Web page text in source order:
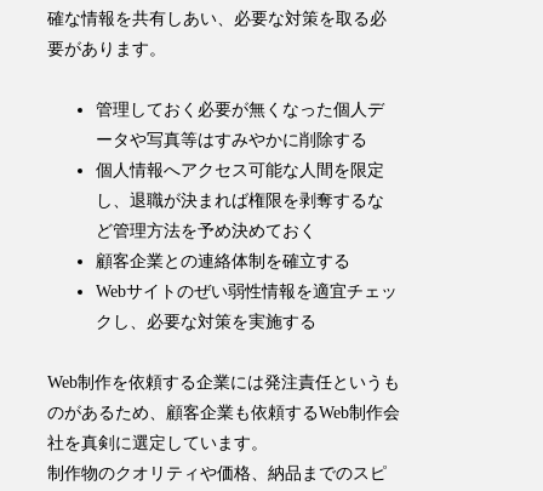
確な情報を共有しあい、必要な対策を取る必
要があります。
管理しておく必要が無くなった個人デ
ータや写真等はすみやかに削除する
個人情報へアクセス可能な人間を限定
し、退職が決まれば権限を剥奪するな
ど管理方法を予め決めておく
顧客企業との連絡体制を確立する
Webサイトのぜい弱性情報を適宜チェッ
クし、必要な対策を実施する
Web制作を依頼する企業には発注責任というも
のがあるため、顧客企業も依頼するWeb制作会
社を真剣に選定しています。
制作物のクオリティや価格、納品までのスピ